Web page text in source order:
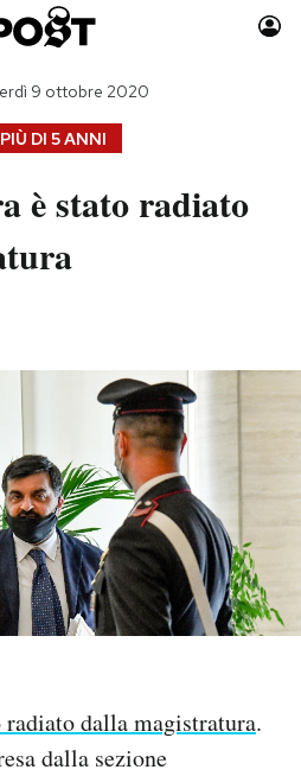
Auto
Moda
Consumismi
Media
Europa
Altrecose
Mondiali calcio 2026
DI 5 ANNI
9 ottobre 2020
è stato radiato
radiato dalla magistratura.
dalla sezione